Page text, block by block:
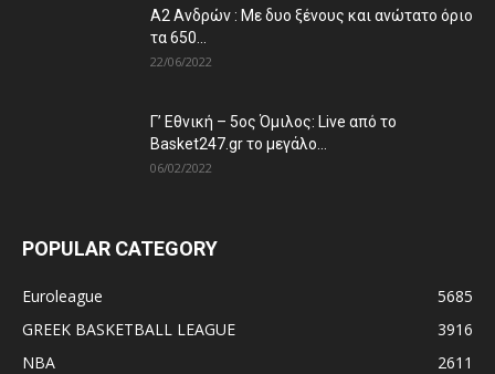
Α2 Ανδρών : Με δυο ξένους και ανώτατο όριο
τα 650...
22/06/2022
Γ’ Εθνική – 5ος Όμιλος: Live από το
Basket247.gr το μεγάλο...
06/02/2022
POPULAR CATEGORY
Euroleague
5685
GREEK BASKETBALL LEAGUE
3916
NBA
2611